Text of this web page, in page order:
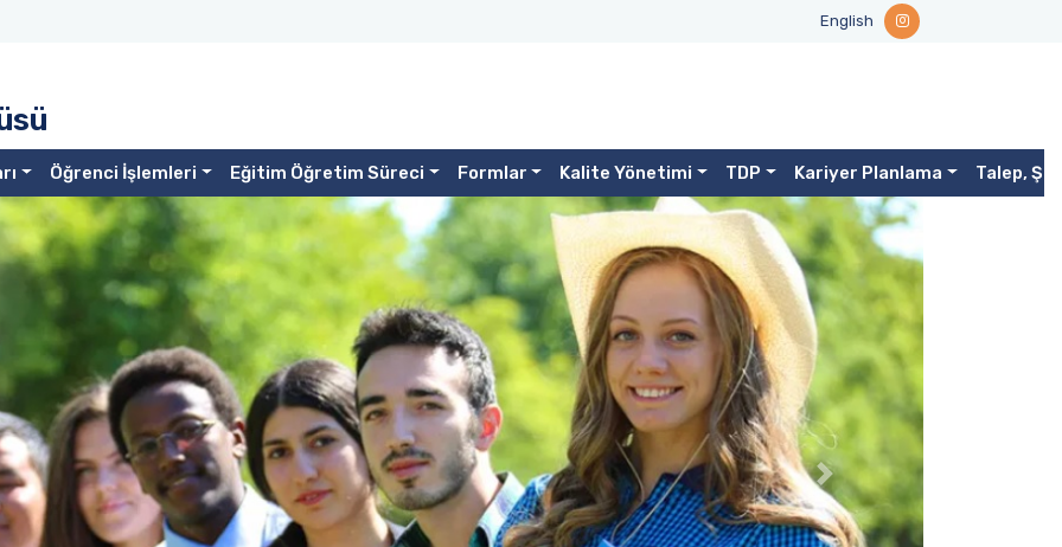
English
Öğrenci İşlemleri Eğitim Öğretim Süreci Formlar Kalite Yönetimi TDP Kariyer Planlama Talep,